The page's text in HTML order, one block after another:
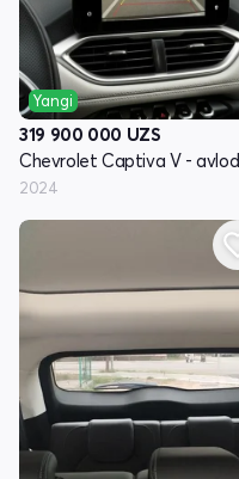
Yangi
319 900 000 UZS
Chevrolet Captiva V - avlod
2024